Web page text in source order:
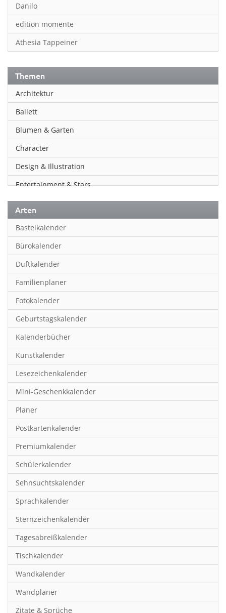
Danilo
edition momente
Athesia Tappeiner
Themen
Architektur
Ballett
Blumen & Garten
Character
Design & Illustration
Entertainment & Stars
Erotik
Essen & Trinken
Familienplaner
Fantasy
Film
Fotokunst
Frauen
Fußball
Gaming
Geburtstagskalender
Geschichte
Hobby & Basteln
Humor & Cartoon
Inspiration & Entspannung
Inspiration & Spiritualität
Kinderkalender
Kunst
Länder & Städte
Landschaft & Natur
Lifestyle
Literatur
Manga & Animé
Neutrale Kalender
Arten
Bastelkalender
Bürokalender
Duftkalender
Familienplaner
Fotokalender
Geburtstagskalender
Kalenderbücher
Kunstkalender
Lesezeichenkalender
Mini-Geschenkkalender
Planer
Postkartenkalender
Premiumkalender
Schülerkalender
Sehnsuchtskalender
Sprachkalender
Sternzeichenkalender
Tagesabreißkalender
Tischkalender
Wandkalender
Wandplaner
Zitate & Sprüche